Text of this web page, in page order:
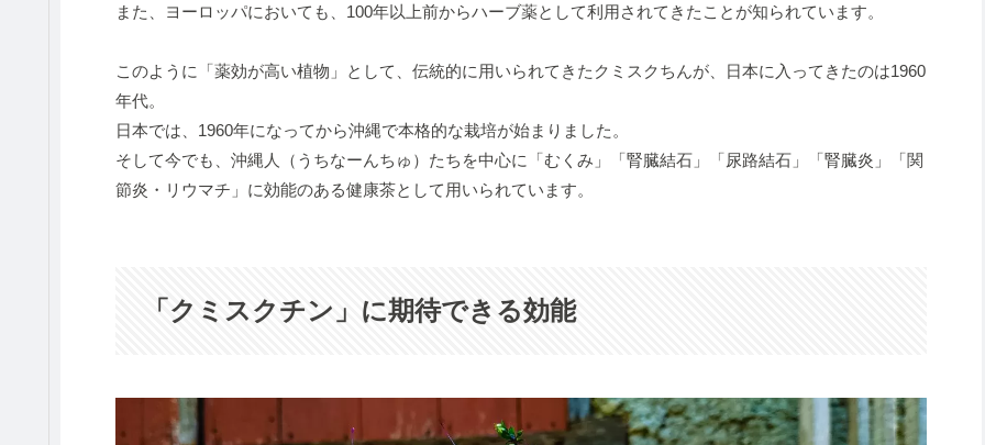
また、ヨーロッパにおいても、100年以上前からハーブ薬として利用されてきたことが知られています。
このように「薬効が高い植物」として、伝統的に用いられてきたクミスクちんが、日本に入ってきたのは1960
年代。
日本では、1960年になってから沖縄で本格的な栽培が始まりました。
そして今でも、沖縄人（うちなーんちゅ）たちを中心に「むくみ」「腎臓結石」「尿路結石」「腎臓炎」「関
節炎・リウマチ」に効能のある健康茶として用いられています。
「クミスクチン」に期待できる効能